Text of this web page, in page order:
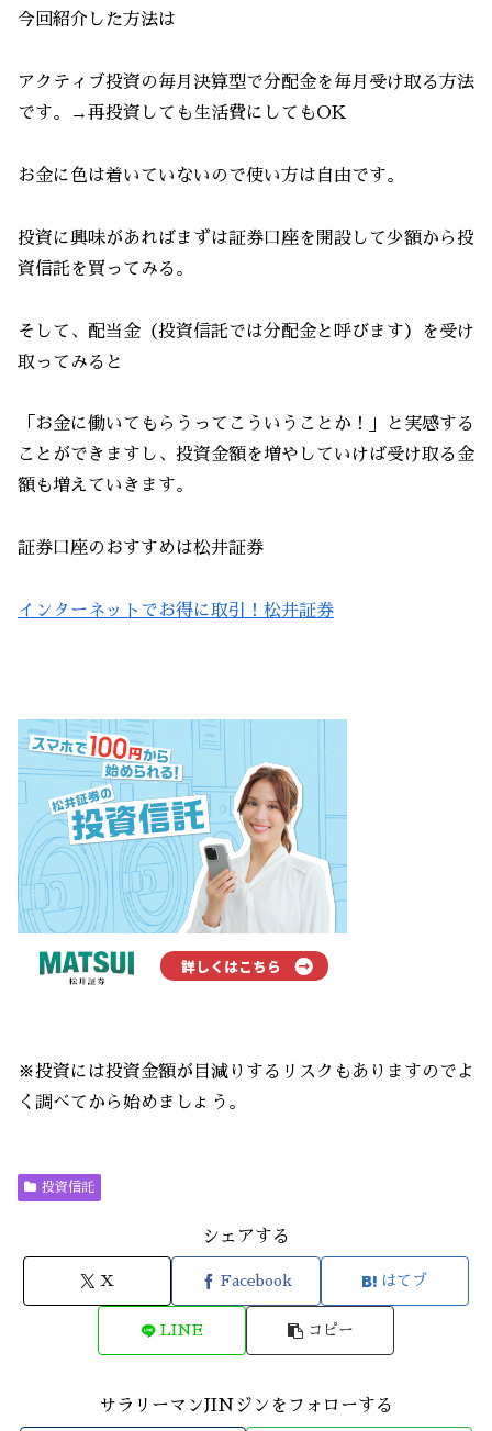
今回紹介した方法は
アクティブ投資の毎月決算型で分配金を毎月受け取る方法
です。→再投資しても生活費にしてもOK
お金に色は着いていないので使い方は自由です。
投資に興味があればまずは証券口座を開設して少額から投
資信託を買ってみる。
そして、配当金（投資信託では分配金と呼びます）を受け
取ってみると
「お金に働いてもらうってこういうことか！」と実感する
ことができますし、投資金額を増やしていけば受け取る金
額も増えていきます。
証券口座のおすすめは松井証券
インターネットでお得に取引！松井証券
※投資には投資金額が目減りするリスクもありますのでよ
く調べてから始めましょう。
投資信託
シェアする
X Facebook はてブ
LINE コピー
サラリーマンJINジンをフォローする